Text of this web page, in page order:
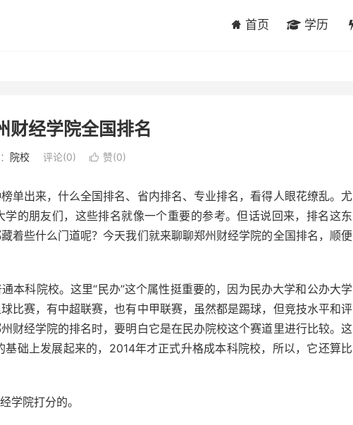
首页 学历
财经学院全国排名
院校 评论(0)  赞(0)
单出来，什么全国排名、省内排名、专业排名，看得人眼花缭乱。尤
的朋友们，这些排名就像一个重要的参考。但话说回来，排名这东
着些什么门道呢？今天我们就来聊聊郑州财经学院的全国排名，顺便
本科院校。这里“民办”这个属性挺重要的，因为民办大学和公办大学
比赛，有中超联赛，也有中甲联赛，虽然都是踢球，但竞技水平和评
财经学院的排名时，要明白它是在民办院校这个赛道里进行比较。这
础上发展起来的，2014年才正式升格成本科院校，所以，它还算比
学院打分的。